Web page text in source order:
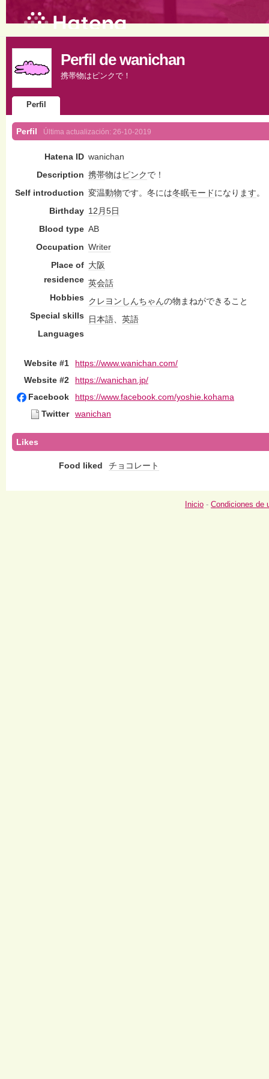
Perfil de wanichan
携帯物はピンクで！
Perfil
Perfil Última actualización: 26-10-2019
Hatena ID wanichan
Description 携帯物はピンクで！
Self introduction 変温動物です。冬には冬眠モードになり ます。
Birthday 12月5日
Blood type AB
Occupation Writer
Place of
residence
大阪
Hobbies
英会話
Special skills
クレヨンしんちゃんの物まねができること
Languages
日本語、 英語
Website #1
https://www.wanichan.com/
Website #2
https://wanichan.jp/
Facebook
https://www.facebook.com/yoshie.kohama
Twitter
wanichan
Likes
Food liked チョコレート
Inicio - Condiciones de